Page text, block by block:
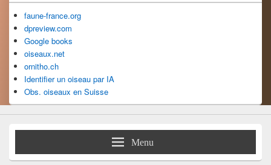
faune-france.org
dpreview.com
Google books
oiseaux.net
ornitho.ch
Identifier un oiseau par IA
Obs. oiseaux en Suisse
Menu